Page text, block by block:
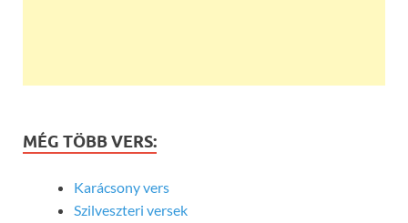
MÉG TÖBB VERS:
Karácsony vers
Szilveszteri versek